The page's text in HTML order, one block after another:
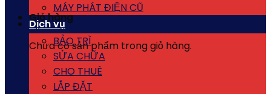
Giỏ hàng
Chưa có sản phẩm trong giỏ hàng.
MÁY PHÁT ĐIỆN CŨ
Dịch vụ
BẢO TRÌ
SỬA CHỮA
CHO THUÊ
LẮP ĐẶT